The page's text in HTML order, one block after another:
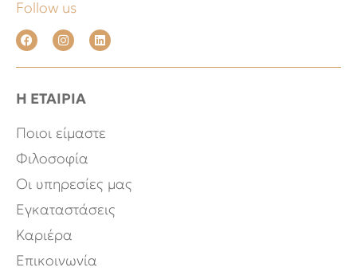
Follow us
Η ΕΤΑΙΡΙΑ
Ποιοι είμαστε
Φιλοσοφία
Οι υπηρεσίες μας
Εγκαταστάσεις
Καριέρα
Επικοινωνία